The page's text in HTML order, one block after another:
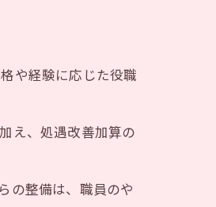
や経験に応じた役職
え、処遇改善加算の
の整備は、職員のや